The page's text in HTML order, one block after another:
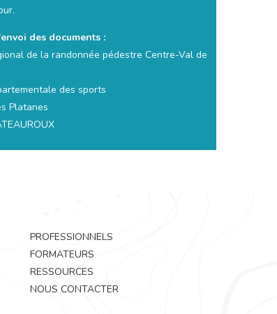
des documents :
de la randonnée pédestre Centre-Val de
des sports
Platanes
PROFESSIONNELS
FORMATEURS
RESSOURCES
NOUS CONTACTER